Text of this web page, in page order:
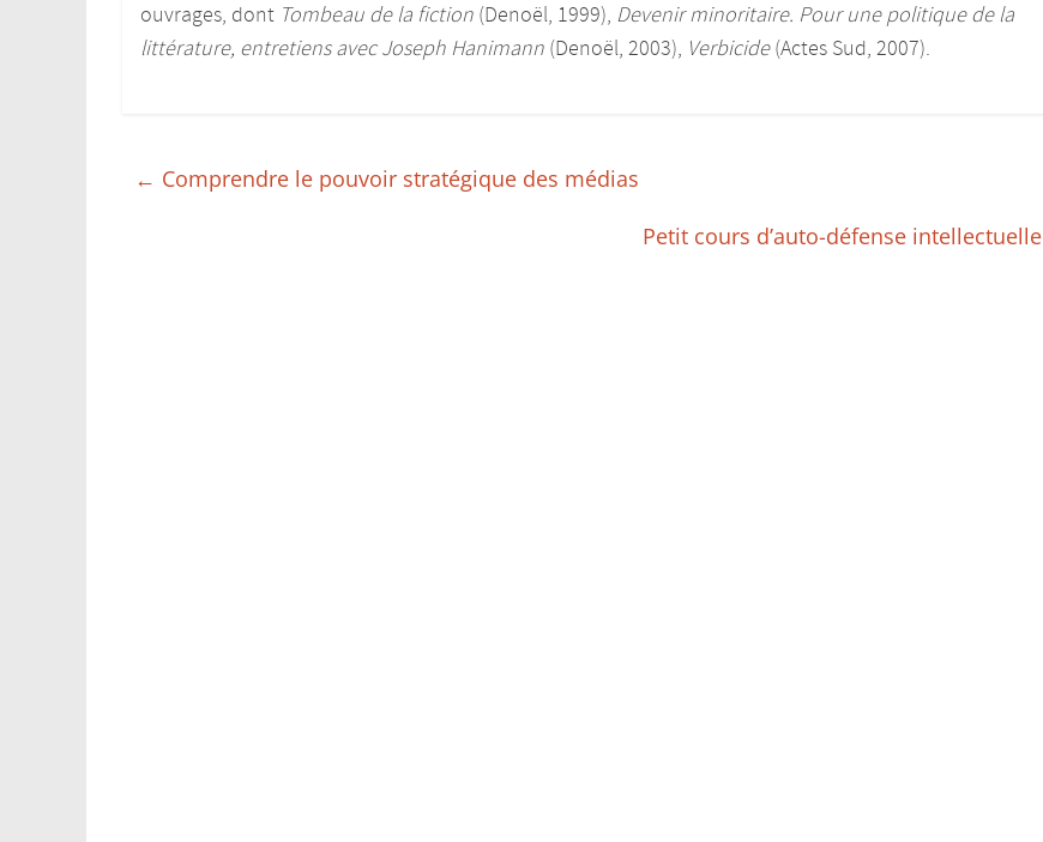
ouvrages, dont Tombeau de la fiction (Denoël, 1999), Devenir minoritaire. Pour une politique de la
littérature, entretiens avec Joseph Hanimann (Denoël, 2003), Verbicide(Actes Sud, 2007).
← Comprendre le pouvoir stratégique des médias
Petit cours d’auto-défense intellectuelle